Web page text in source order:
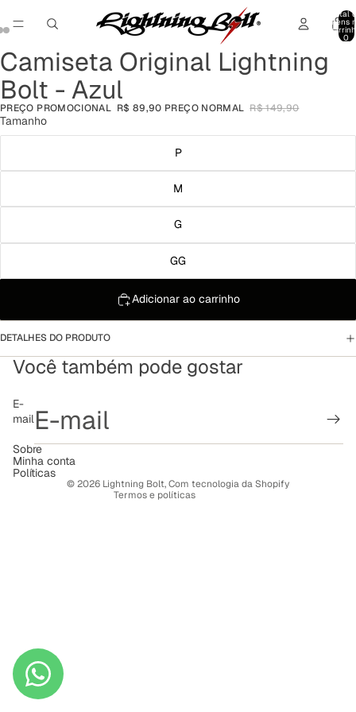
Total
itens
0
Abrir
imagem
em
tela
cheia
Abrir
imagem
em
tela
cheia
Abrir
imagem
em
tela
cheia
Camiseta Original Lightning
Bolt - Azul
PREÇO PROMOCIONAL R$ 89,90 PREÇO NORMAL R$ 149,90
Tamanho
P
M
G
GG
Adicionar ao carrinho
DETALHES DO PRODUTO
Você também pode gostar
E-
mail
Sobre
Minha conta
Políticas
© 2026 Lightning Bolt,Com tecnologia da Shopify
Termos e políticas
Política de privacidade
Termos de serviço
Política de frete